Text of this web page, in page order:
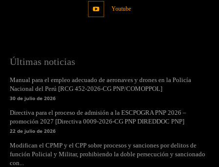
Youtube
Últimas noticias
Manual para el empleo adecuado de aeronaves y drones en la Policía
Nacional del Perú [RCG 452-2026-CG PNP/COMOPPOL]
30 de julio de 2026
Directiva para el proceso de admisión a la ESCPOGRA PNP 2026 –
promoción 2027 [Directiva 0009-2026-CG PNP DIREDDOC PNP]
22 de julio de 2026
Modifican el CPMP y el CPP sobre procesos y sanciones por delitos de
función Policial y Militar, prohibiendo la doble persecución y sancionado
con...